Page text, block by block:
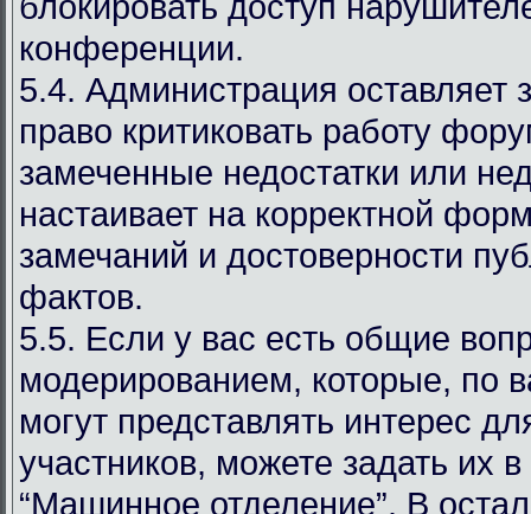
конференции.
5.4. Администрация оставляет
право критиковать работу
замеченные недостатки или
настаивает на корректной
замечаний и достоверности
фактов.
5.5. Если у вас есть общие
модерированием, которые, по
могут представлять интерес
участников, можете задать их
“Машинное отделение”. В